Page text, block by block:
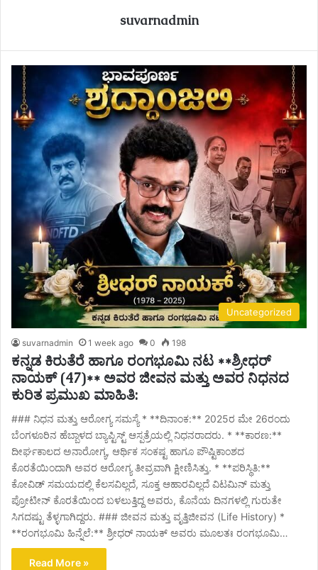
suvarnadmin
Uncategorized
suvarnadmin 1 week ago 0 198
ಕನ್ನಡ ಕಿರುತೆರೆ ಹಾಗೂ ರಂಗಭೂಮಿ ನಟ **ಶ್ರೀಧರ್
ನಾಯಕ್ (47)** ಅವರ ಜೀವನ ಮತ್ತು ಅವರ ನಿಧನದ
ಕುರಿತ ಪ್ರಮುಖ ಮಾಹಿತಿ:
### ನಿಧನ ಮತ್ತು ಆರೋಗ್ಯ ಸಮಸ್ಯೆ * **ದಿನಾಂಕ:** 2025ರ ಮೇ 26ರಂದು
ಬೆಂಗಳೂರಿನ ಹೆಬ್ಬಾಳದ ಬ್ಯಾಪ್ಟಿಸ್ಟ್ ಆಸ್ಪತ್ರೆಯಲ್ಲಿ ನಿಧನರಾದರು. * **ಕಾರಣ:**
ದೀರ್ಘಕಾಲದ ಅನಾರೋಗ್ಯ, ಆರ್ಥಿಕ ಸಂಕಷ್ಟ ಹಾಗೂ ಪೌಷ್ಟಿಕಾಂಶದ
ಕೊರತೆಯಿಂದಾಗಿ ಅವರ ಆರೋಗ್ಯ ತೀವ್ರವಾಗಿ ಕ್ಷೀಣಿಸಿತ್ತು. * **ಪರಿಸ್ಥಿತಿ:**
ಕೋವಿಡ್ ಸಮಯದಲ್ಲಿ ಕೆಲಸವಿಲ್ಲದೆ, ಸೂಕ್ತ ಆಹಾರವಿಲ್ಲದೆ ವಿಟಮಿನ್ ಮತ್ತು
ಪ್ರೋಟೀನ್ ಕೊರತೆಯಿಂದ ಬಳಲುತ್ತಿದ್ದ ಅವರು, ಕೊನೆಯ ದಿನಗಳಲ್ಲಿ ಗುರುತೇ
ಸಿಗದಷ್ಟು ತೆಳ್ಳಗಾಗಿದ್ದರು. ### ಜೀವನ ಮತ್ತು ವೃತ್ತಿಜೀವನ (Life History) *
**ರಂಗಭೂಮಿ ಹಿನ್ನೆಲೆ:** ಶ್ರೀಧರ್ ನಾಯಕ್ ಅವರು ಮೂಲತಃ ರಂಗಭೂಮಿ…
Read More »